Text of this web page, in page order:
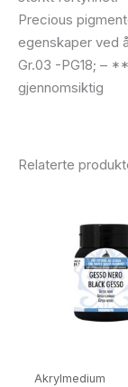
Precious
egenskaper ved
Gr.03 -PG18; –
gjennomsiktig
Relaterte
Akrylmedium